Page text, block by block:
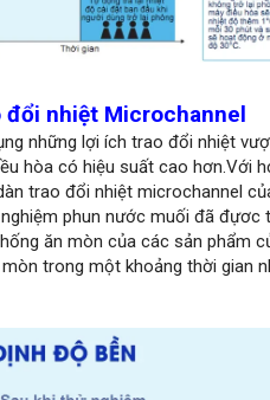
đổi nhiệt Microchannel
những lợi ích trao đổi nhiệt
hòa có hiệu suất cao hơn.Với
trao đổi nhiệt microchannel
phun nước muối đã đựơc
ăn mòn của các sản phẩm
trong một khoảng thời gian